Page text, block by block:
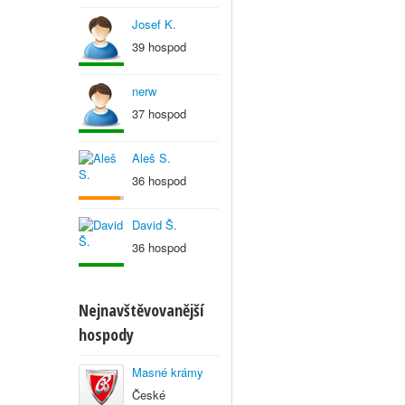
Josef K.
39 hospod
nerw
37 hospod
Aleš S.
36 hospod
David Š.
36 hospod
Nejnavštěvovanější
hospody
Masné krámy
České